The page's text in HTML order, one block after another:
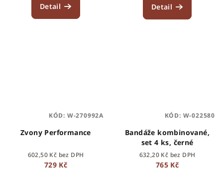
Detail Detail
Zvony Performance
602,50 Kč bez DPH
729 Kč
KÓD: W-270992A
Bandáže kombinované,
set 4 ks, černé
632,20 Kč bez DPH
765 Kč
KÓD: W-022580